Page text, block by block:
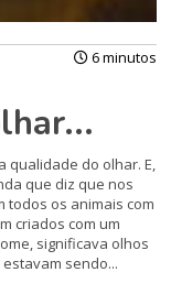
6 minutos
qualidade do olhar. E,
que diz que nos
todos os animais com
criados com um
significava olhos
sendo...